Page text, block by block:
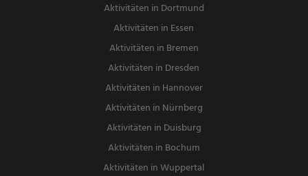
Aktivitäten in Dortmund
Aktivitäten in Essen
Aktivitäten in Bremen
Aktivitäten in Dresden
Aktivitäten in Hannover
Aktivitäten in Nürnberg
Aktivitäten in Duisburg
Aktivitäten in Bochum
Aktivitäten in Wuppertal